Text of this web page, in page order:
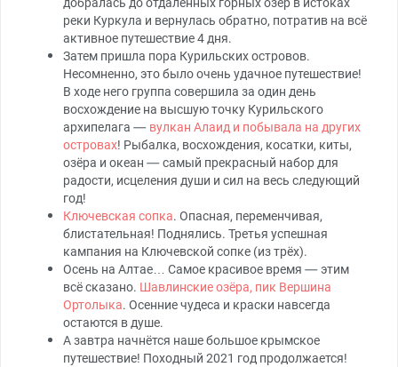
реки Куркула и вернулась обратно, потратив на всё
активное путешествие 4 дня.
Затем пришла пора Курильских островов.
Несомненно, это было очень удачное путешествие!
В ходе него группа совершила за один день
восхождение на высшую точку Курильского
архипелага — вулкан Алаид и побывала на других
островах! Рыбалка, восхождения, косатки, киты,
озёра и океан — самый прекрасный набор для
радости, исцеления души и сил на весь следующий
год!
Ключевская сопка. Опасная, переменчивая,
блистательная! Поднялись. Третья успешная
кампания на Ключевской сопке (из трёх).
Осень на Алтае… Самое красивое время — этим
всё сказано. Шавлинские озёра, пик Вершина
Ортолыка. Осенние чудеса и краски навсегда
остаются в душе.
А завтра начнётся наше большое крымское
путешествие! Походный 2021 год продолжается!